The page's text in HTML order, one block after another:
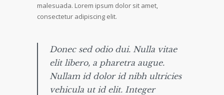
malesuada. Lorem ipsum dolor sit amet,
consectetur adipiscing elit.
Donec sed odio dui. Nulla vitae
elit libero, a pharetra augue.
Nullam id dolor id nibh ultricies
vehicula ut id elit. Integer